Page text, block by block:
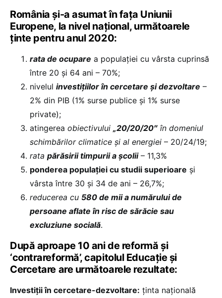
România și-a asumat în faţa Uniunii
Europene, la nivel național, următoarele
ținte pentru anul 2020:
rata de ocupare a populației cu vârsta cuprinsă
între 20 și 64 ani – 70%;
nivelul investițiilor în cercetare și dezvoltare –
2% din PIB (1% surse publice și 1% surse
private);
atingerea obiectivului „20/20/20″ în domeniul
schimbărilor climatice și al energiei ­ – 20/24/19;
rata părăsirii timpurii a școlii– 11,3%
ponderea populației cu studii superioare și
vârsta între 30 și 34 de ani – 26,7%;
reducerea cu 580 de mii a numărului de
persoane aflate în risc de sărăcie sau
excluziune socială.
După aproape 10 ani de reformă și
‘contrareformă’, capitolul Educație și
Cercetare are următoarele rezultate:
Investiţii în cercetare-dezvoltare: ţinta naţională